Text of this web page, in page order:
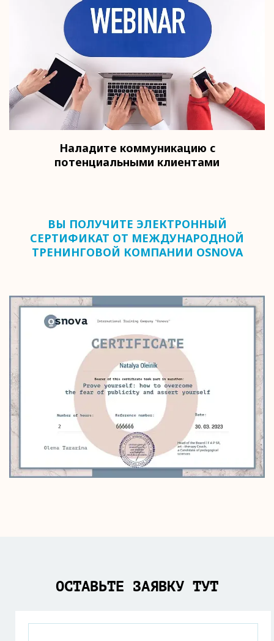
Наладите коммуникацию с
потенциальными клиентами
ВЫ ПОЛУЧИТЕ ЭЛЕКТРОННЫЙ
СЕРТИФИКАТ ОТ МЕЖДУНАРОДНОЙ
ТРЕНИНГОВОЙ КОМПАНИИ OSNOVA
ОСТАВЬТЕ ЗАЯВКУ ТУТ